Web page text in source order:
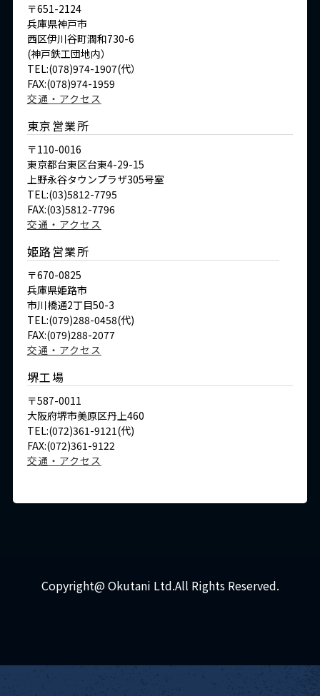
〒651-2124
兵庫県神戸市
西区伊川谷町潤和730-6
(神戸鉄工団地内）
TEL:(078)974-1907(代）
FAX:(078)974-1959
交通・アクセス
東京営業所
〒110-0016
東京都台東区台東4-29-15
上野永谷タウンプラザ305号室
TEL:(03)5812-7795
FAX:(03)5812-7796
交通・アクセス
姫路営業所
〒670-0825
兵庫県姫路市
市川橋通2丁目50-3
TEL:(079)288-0458(代)
FAX:(079)288-2077
交通・アクセス
堺工場
〒587-0011
大阪府堺市美原区丹上460
TEL:(072)361-9121(代)
FAX:(072)361-9122
交通・アクセス
Copyright@ Okutani Ltd.All Rights Reserved.